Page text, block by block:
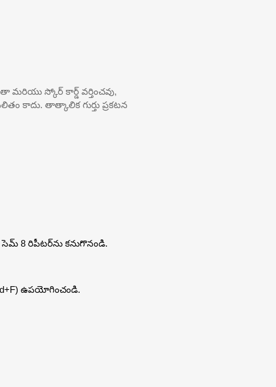
మరియు స్కోర్ కార్డ్ వర్తించవు,
కాదు. తాత్కాలిక గుర్తు ప్రకటన
సెమ్ 8 రిపీటర్‌ను కనుగొనండి.
ఉపయోగించండి.